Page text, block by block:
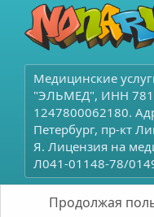
Медицинские
"ЭЛЬМЕД", ИНН
1247800062180.
Петербург, пр-кт
Я. Лицензия на
Л041-01148-78/
Продолжая